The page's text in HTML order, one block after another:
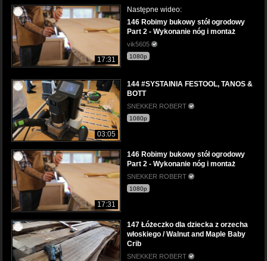
17:31
Następne wideo:
146 Robimy bukowy stół ogrodowy
Part 2 - Wykonanie nóg i montaż
vik5605
1080p
03:05
144 #SYSTAINIA FESTOOL, TANOS &
BOTT
SNEKKER ROBERT
1080p
17:31
146 Robimy bukowy stół ogrodowy
Part 2 - Wykonanie nóg i montaż
SNEKKER ROBERT
1080p
147 Łóżeczko dla dziecka z orzecha
włoskiego / Walnut and Maple Baby
Crib
SNEKKER ROBERT